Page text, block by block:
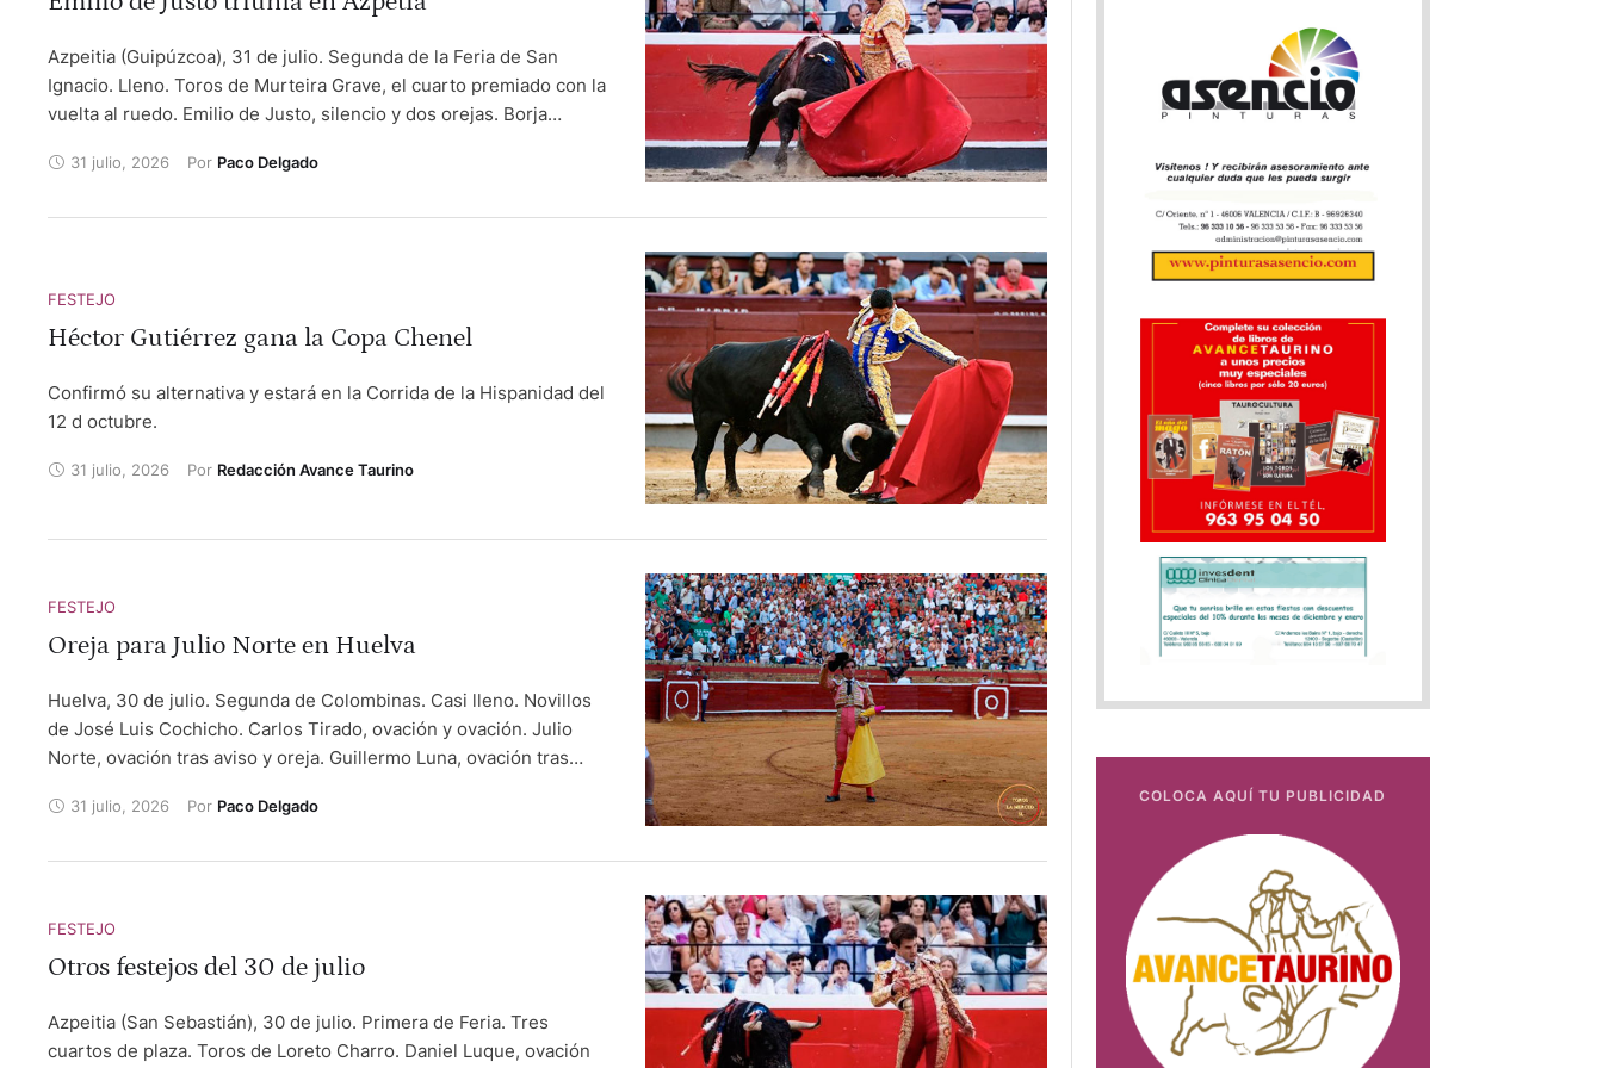
Azpeitia (Guipúzcoa), 31 de julio. Segunda de la Feria de San
Ignacio. Lleno. Toros de Murteira Grave, el cuarto premiado con la
vuelta al ruedo. Emilio de Justo, silencio y dos orejas. Borja
ovación.
31 julio, 2026 Por Paco Delgado
FESTEJO
Héctor Gutiérrez gana la Copa Chenel
Confirmó su alternativa y estará en la Corrida de la Hispanidad del
12 d octubre.
31 julio, 2026 Por Redacción Avance Taurino
FESTEJO
Oreja para Julio Norte en Huelva
Huelva, 30 de julio. Segunda de Colombinas. Casi lleno. Novillos
de José Luis Cochicho. Carlos Tirado, ovación y ovación. Julio
Norte, ovación tras aviso y oreja. Guillermo Luna, ovación tras
31 julio, 2026 Por Paco Delgado
FESTEJO
Otros festejos del 30 de julio
Azpeitia (San Sebastián), 30 de julio. Primera de Feria. Tres
cuartos de plaza. Toros de Loreto Charro. Daniel Luque, ovación
COLOCA AQUÍ TU PUBLICIDAD